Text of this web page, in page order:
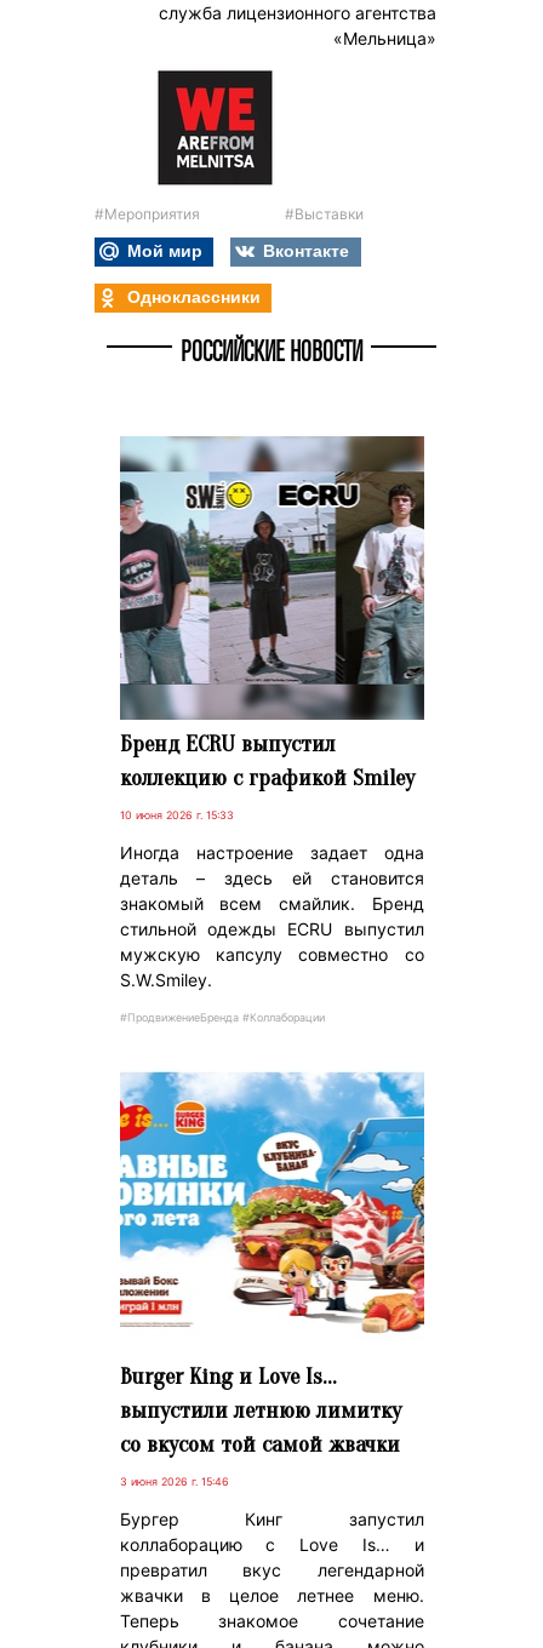
служба лицензионного агентства
«Мельница»
#Мероприятия #Выставки
Мой мир
Вконтакте
Одноклассники
РОССИЙСКИЕ НОВОСТИ
Бренд ECRU выпустил
коллекцию с графикой Smiley
10 июня 2026 г. 15:33
Иногда настроение задает одна
деталь – здесь ей становится
знакомый всем смайлик. Бренд
стильной одежды ECRU выпустил
мужскую капсулу совместно со
S.W.Smiley.
#ПродвижениеБренда #Коллаборации
Burger King и Love Is…
выпустили летнюю лимитку
со вкусом той самой жвачки
3 июня 2026 г. 15:46
Бургер Кинг запустил
коллаборацию с Love Is… и
превратил вкус легендарной
жвачки в целое летнее меню.
Теперь знакомое сочетание